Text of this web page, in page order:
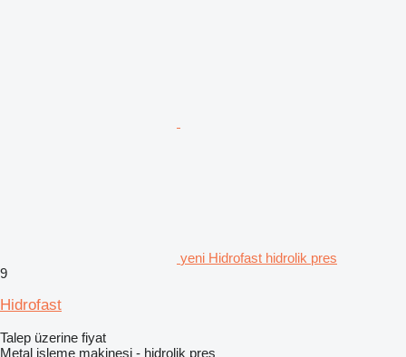
yeni Hidrofast hidrolik pres
9
Hidrofast
Talep üzerine fiyat
Metal işleme makinesi - hidrolik pres